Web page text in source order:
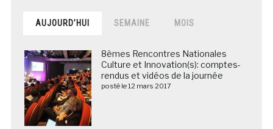
AUJOURD’HUI SEMAINE MOIS
8èmes Rencontres Nationales
Culture et Innovation(s): comptes-
rendus et vidéos de la journée
posté le 12 mars 2017